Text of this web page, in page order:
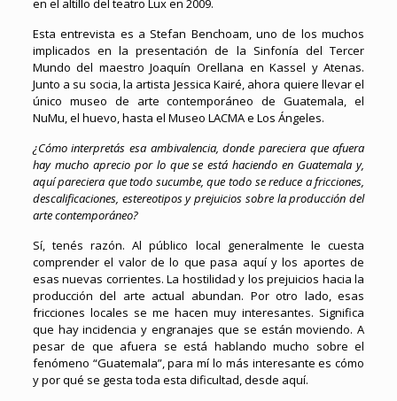
en el altillo del teatro Lux en 2009.
Esta entrevista es a Stefan Benchoam, uno de los muchos
implicados en la presentación de la Sinfonía del Tercer
Mundo del maestro Joaquín Orellana en Kassel y Atenas.
Junto a su socia, la artista Jessica Kairé, ahora quiere llevar el
único museo de arte contemporáneo de Guatemala, el
NuMu, el huevo, hasta el Museo LACMA e Los Ángeles.
¿Cómo interpretás esa ambivalencia, donde pareciera que afuera
hay mucho aprecio por lo que se está haciendo en Guatemala y,
aquí pareciera que todo sucumbe, que todo se reduce a fricciones,
descalificaciones, estereotipos y prejuicios sobre la producción del
arte contemporáneo?
Sí, tenés razón. Al público local generalmente le cuesta
comprender el valor de lo que pasa aquí y los aportes de
esas nuevas corrientes. La hostilidad y los prejuicios hacia la
producción del arte actual abundan. Por otro lado, esas
fricciones locales se me hacen muy interesantes. Significa
que hay incidencia y engranajes que se están moviendo. A
pesar de que afuera se está hablando mucho sobre el
fenómeno “Guatemala”, para mí lo más interesante es cómo
y por qué se gesta toda esta dificultad, desde aquí.